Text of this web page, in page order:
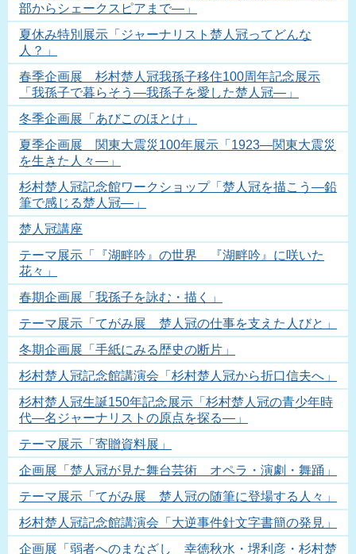
部からシェークスピアまで―」
夏休み特別展示「ジャーナリスト楚人冠ってどんな
人？」
春季企画展 杉村楚人冠我孫子移住100周年記念展示
「我孫子で暮らそう―我孫子を愛した楚人冠―」
冬季企画展「あびこのほとけ」
夏季企画展 関東大震災100年展示「1923―関東大震災
を生きた人々―」
杉村楚人冠記念館ワークショップ「楚人冠を描こう―鉛
筆で感じる楚人冠―」
楚人冠講座
テーマ展示「『湖畔吟』の世界 『湖畔吟』に咲いた
花々」
春期企画展「我孫子を詠む・描く」
テーマ展示「てがみ展 楚人冠の仕事を支えた人びと」
冬期企画展「手紙にみる歴史の断片」
杉村楚人冠記念館講演会「杉村楚人冠から折口信夫へ」
杉村楚人冠生誕150年記念展示「杉村楚人冠の青少年時
代―名ジャーナリストの原点を探る―」
テーマ展示「寄贈資料展」
企画展「楚人冠が見た舞台芸術 オペラ・演劇・舞踊」
テーマ展示「てがみ展 楚人冠の随筆に登場する人々」
杉村楚人冠記念館講演会「大逆事件針文字書簡の発見」
企画展「弱者へのまなざし 幸徳秋水・堺利彦・杉村楚